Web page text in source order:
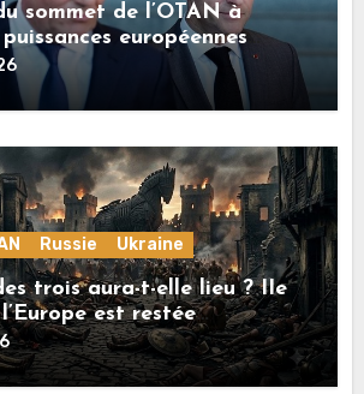
sommet de l’OTAN à
européennes
en Ukraine vers un
avec la Russie
Russie Ukraine
trois aura-t-elle lieu ? IIe
est restée